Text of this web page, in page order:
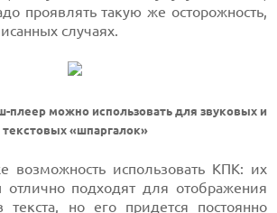
проявлять такую же осторожность,
случаях.
можно использовать для звуковых и
текстовых «шпаргалок»
возможность использовать КПК: их
подходят для отображения
но его придется постоянно